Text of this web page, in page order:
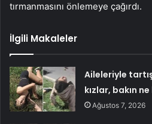
tırmanmasını önlemeye çağırdı.
İlgili Makaleler
Aileleriyle
kızlar, bakın
Ağustos 7, 2026